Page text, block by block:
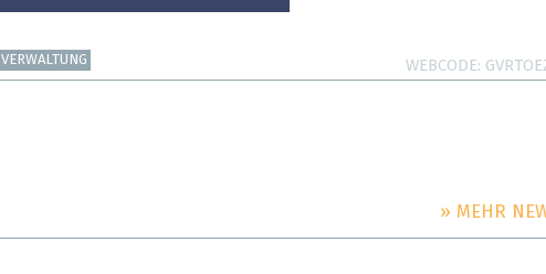
VERWALTUNG WEBCODE
» MEHR